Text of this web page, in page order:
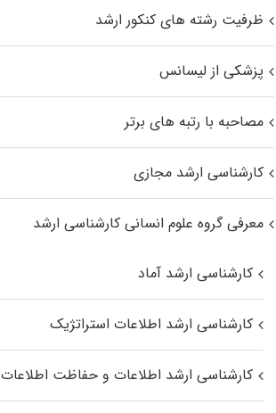
ظرفیت رشته های کنکور ارشد
پزشکی از لیسانس
مصاحبه با رتبه های برتر
کارشناسی ارشد مجازی
معرفی گروه علوم انسانی کارشناسی ارشد
کارشناسی ارشد آماد
کارشناسی ارشد اطلاعات استراتژیک
کارشناسی ارشد اطلاعات و حفاظت اطلاعات